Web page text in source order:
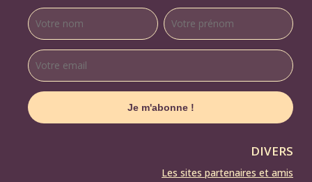
DIVERS
Les sites partenaires et amis